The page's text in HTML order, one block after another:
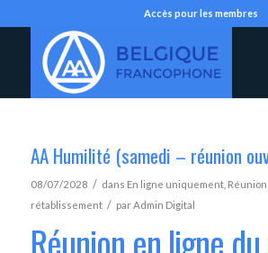
Accès pour les membres
AA Humilité (samedi – réunion
08/07/2028 / dans En ligne uniquement,
rétablissement / parAdmin Digital
Réunion en ligne